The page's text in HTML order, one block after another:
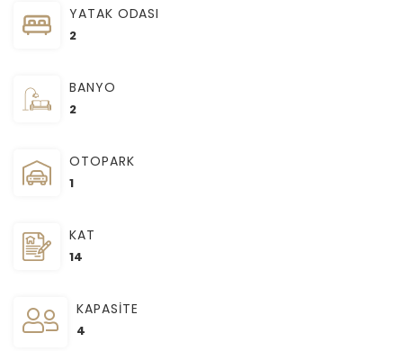
YATAK ODASI
2
BANYO
2
OTOPARK
1
KAT
14
KAPASİTE
4